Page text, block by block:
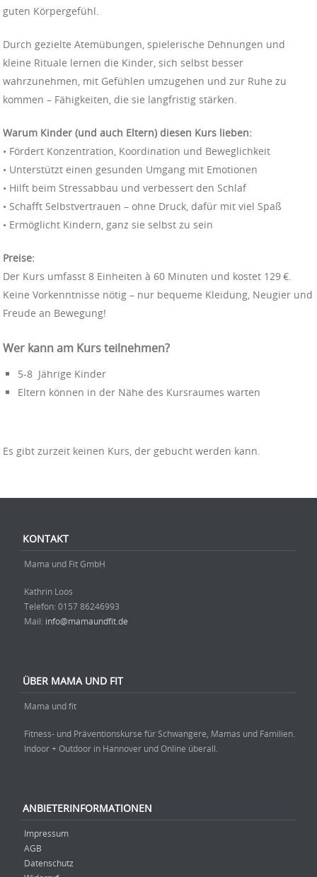
guten Körpergefühl.
Durch gezielte Atemübungen, spielerische Dehnungen und
kleine Rituale lernen die Kinder, sich selbst besser
wahrzunehmen, mit Gefühlen umzugehen und zur Ruhe zu
kommen – Fähigkeiten, die sie langfristig stärken.
Warum Kinder (und auch Eltern) diesen Kurs lieben:
• Fördert Konzentration, Koordination und Beweglichkeit
• Unterstützt einen gesunden Umgang mit Emotionen
• Hilft beim Stressabbau und verbessert den Schlaf
• Schafft Selbstvertrauen – ohne Druck, dafür mit viel Spaß
• Ermöglicht Kindern, ganz sie selbst zu sein
Preise:
Der Kurs umfasst 8 Einheiten à 60 Minuten und kostet 129 €.
Keine Vorkenntnisse nötig – nur bequeme Kleidung, Neugier und
Freude an Bewegung!
Wer kann am Kurs teilnehmen?
5-8 Jährige Kinder
Eltern können in der Nähe des Kursraumes warten
Es gibt zurzeit keinen Kurs, der gebucht werden kann.
KONTAKT
Mama und Fit GmbH
Kathrin Loos
Telefon: ‭0157 86246993‬
Mail: info@mamaundfit.de
ÜBER MAMA UND FIT
Mama und fit
Fitness- und Präventionskurse für Schwangere, Mamas und Familien.
Indoor + Outdoor in Hannover und Online überall.
ANBIETERINFORMATIONEN
Impressum
AGB
Datenschutz